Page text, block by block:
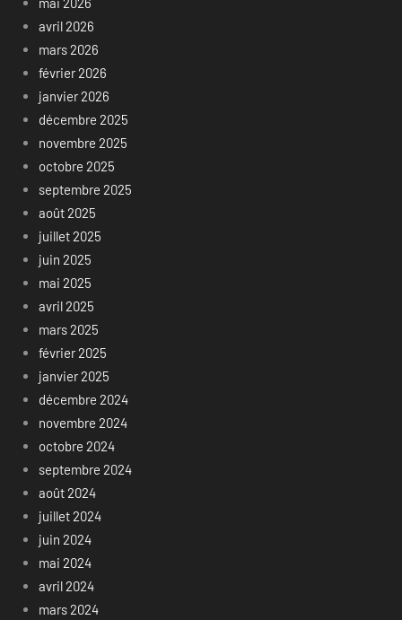
avril 2026
mars 2026
février 2026
janvier 2026
décembre 2025
novembre 2025
octobre 2025
septembre 2025
août 2025
juillet 2025
juin 2025
mai 2025
avril 2025
mars 2025
février 2025
janvier 2025
décembre 2024
novembre 2024
octobre 2024
septembre 2024
août 2024
juillet 2024
juin 2024
mai 2024
avril 2024
mars 2024